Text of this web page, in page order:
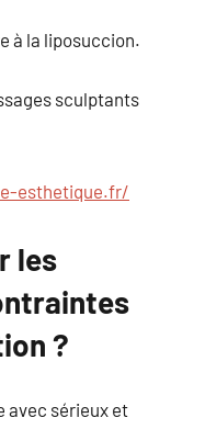
à la liposuccion.
sculptants
esthetique.fr/
les
?
avec sérieux et